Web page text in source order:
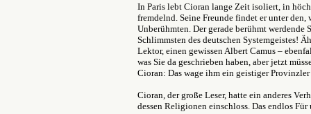
In Paris lebt Cioran lange Zeit isoliert, in
fremdelnd. Seine Freunde findet er unter
Unberühmten. Der gerade berühmt
Schlimmsten des deutschen Systemgeistes!
Lektor, einen gewissen Albert Camus –
was Sie da geschrieben haben, aber jetzt
Cioran: Das wage ihm ein geistiger
Cioran, der große Leser, hatte ein anderes
dessen Religionen einschloss. Das endlos